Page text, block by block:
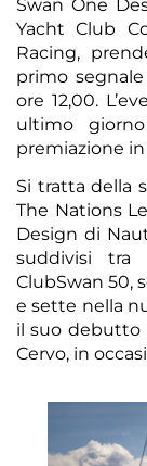
Swan One
Yacht Club
Racing,
primo
ore 12,00.
ultimo
premiazione in
Si tratta della
The Nations
Design di
suddivisi tra
ClubSwan 50,
e sette nella
il suo debutto
Cervo, in